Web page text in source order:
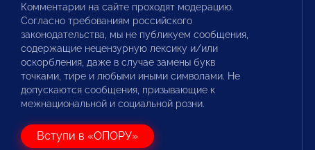
Комментарии на сайте проходят модерацию.
Согласно требованиям российского
законодательства, мы не публикуем сообщения,
содержащие нецензурную лексику и/или
оскорбления, даже в случае замены букв
точками, тире и любыми иными символами. Не
допускаются сообщения, призывающие к
межнациональной и социальной розни.
Вступи в «ОПОРУ»